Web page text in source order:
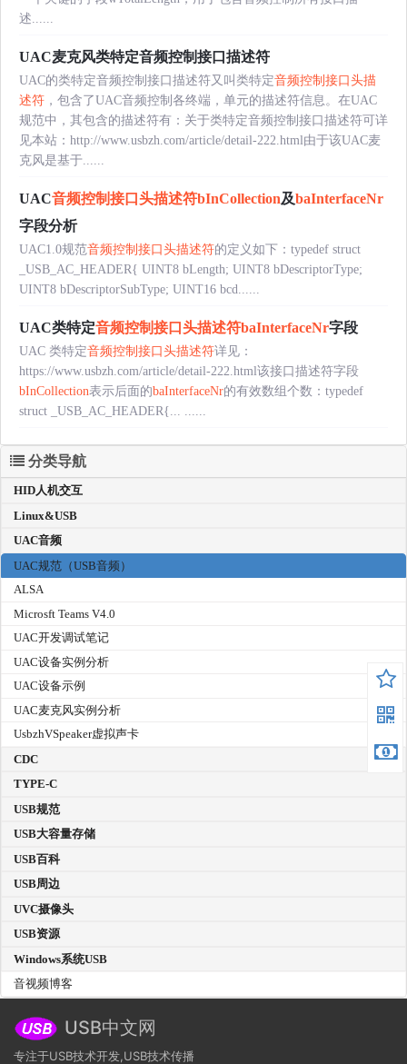
述......
UAC麦克风类特定音频控制接口描述符
UAC的类特定音频控制接口描述符又叫类特定音频控制接口头描
述符 ，包含了UAC音频控制各终端，单元的描述符信息。在UAC
规范中，其包含的描述符有：关于类特定音频控制接口描述符可详
见本站：http://www.usbzh.com/article/detail-222.html由于该UAC麦
克风是基于......
UAC音频控制接口头描述符bInCollection及baInterfaceNr
字段分析
UAC1.0规范音频控制接口头描述符的定义如下：typedef struct
_USB_AC_HEADER{ UINT8 bLength; UINT8 bDescriptorType;
UINT8 bDescriptorSubType; UINT16 bcd......
UAC类特定音频控制接口头描述符baInterfaceNr字段
UAC 类特定音频控制接口头描述符详见：
https://www.usbzh.com/article/detail-222.html该接口描述符字段
bInCollection表示后面的baInterfaceNr的有效数组个数：typedef
struct _USB_AC_HEADER{... ......
分类导航
HID人机交互
Linux&USB
UAC音频
UAC规范（USB音频）
ALSA
Microsft Teams V4.0
UAC开发调试笔记
UAC设备实例分析
UAC设备示例
UAC麦克风实例分析
UsbzhVSpeaker虚拟声卡
CDC
TYPE-C
USB规范
USB大容量存储
USB百科
USB周边
UVC摄像头
USB资源
Windows系统USB
音视频博客
USB中文网
专注于USB技术开发,USB技术传播